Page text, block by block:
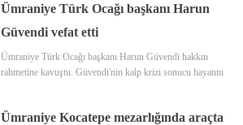
Ümraniye Türk Ocağı başkanı Harun
Güvendi vefat etti
Ümraniye Türk Ocağı başkanı Harun Güvendi hakkın
rahmetine kavuştu. Güvendi'nin kalp krizi sonucu hayatını
Ümraniye Kocatepe mezarlığında araçta